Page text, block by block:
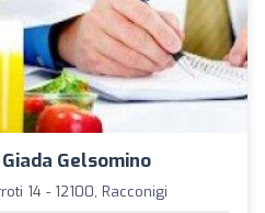
Gelsomino
14 - 12100, Racconigi